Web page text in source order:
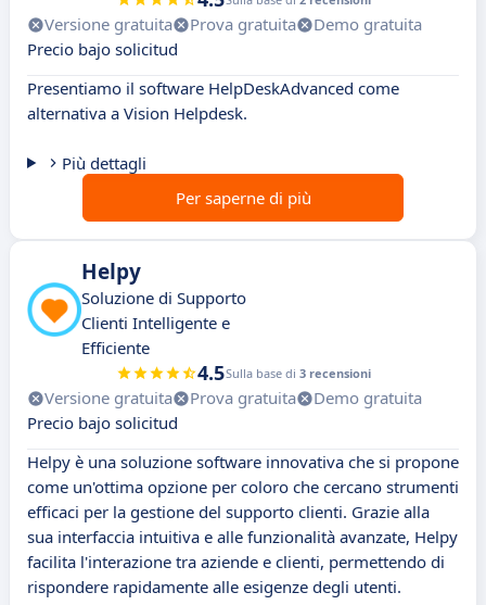
Versione gratuita Prova gratuita
Demo gratuita
Precio bajo solicitud
Presentiamo il software HelpDeskAdvanced come
alternativa a Vision Helpdesk.
Più dettagli
Per saperne di più
Helpy
Soluzione di Supporto
Clienti Intelligente e
Efficiente
4.5Sulla base di 3 recensioni
Versione gratuita Prova gratuita
Demo gratuita
Precio bajo solicitud
Helpy è una soluzione software innovativa che si propone
come un'ottima opzione per coloro che cercano strumenti
efficaci per la gestione del supporto clienti. Grazie alla
sua interfaccia intuitiva e alle funzionalità avanzate, Helpy
facilita l'interazione tra aziende e clienti, permettendo di
rispondere rapidamente alle esigenze degli utenti.